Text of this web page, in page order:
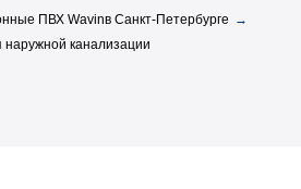
ПВХ Wavinв Санкт-Петербурге →
канализации